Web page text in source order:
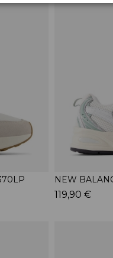
NEW
119,90 €